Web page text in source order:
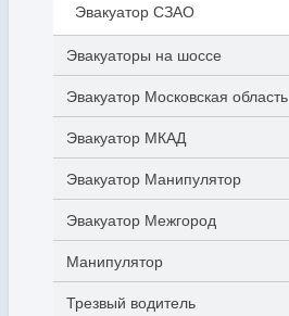
Эвакуатор СЗАО
Эвакуаторы на шоссе
Эвакуатор Московская область
Эвакуатор МКАД
Эвакуатор Манипулятор
Эвакуатор Межгород
Манипулятор
Трезвый водитель